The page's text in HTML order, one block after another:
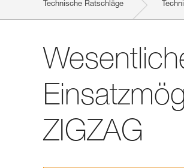
Technische Ratschläge
ZIGZAG